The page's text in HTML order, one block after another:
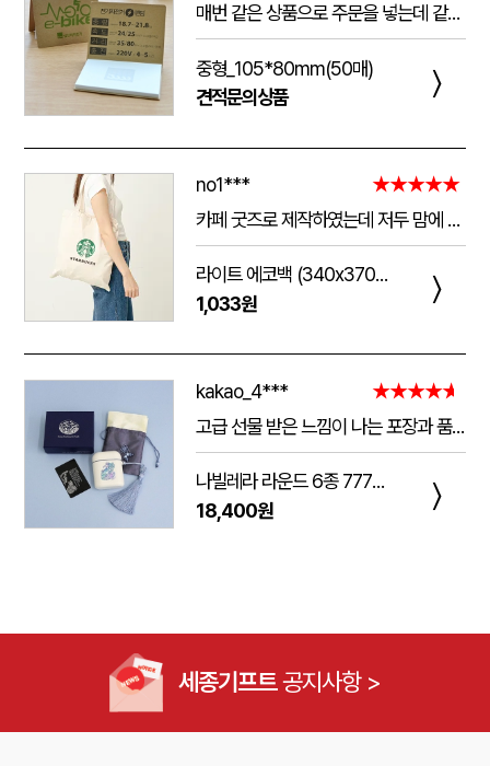
매번 같은 상품으로 주문을 넣는데 같은 품질로 받을 수 있어서 좋습니다. 배송 기간도 적당히 잘오는거 같아요. 앞으로도 계속 이용할꺼 같습니다. 지금과 같은 품질로 유지해주세요!!
중형_105*80mm(50매)
견적문의상품
〉
no1***
★★★★★
카페 굿즈로 제작하였는데 저두 맘에 들고 손님들도 맘에 들어하세요. 저두 매일 들고 다니는데 탄탄해서 좋아요.가격도 맘에 들어서 벌써 3번째 주문했어요.진행 과정에 있어서도 상담 직원분들 세심하고 친절하세요.
라이트 에코백 (340x370mm)
1,033원
〉
kakao_4***
★★★★★
고급 선물 받은 느낌이 나는 포장과 품질.
주는 사람도 받는 사람도 만족 스러운 제품 입니다.
다만 아쉬운 점은 조립이 덜되어 있는 것이 간혹 있습니다.
케이스가 빠지는 현상이 좀 있는데, 조립할때 신경써서 해주시면 더 좋은 인상이 남을 것 같습니다.
나빌레라 라운드 6종 777쓰리세븐 손톱깎이 호작도 까치호랑이 네일케어세트
18,400원
〉
세종기프트공지사항 >